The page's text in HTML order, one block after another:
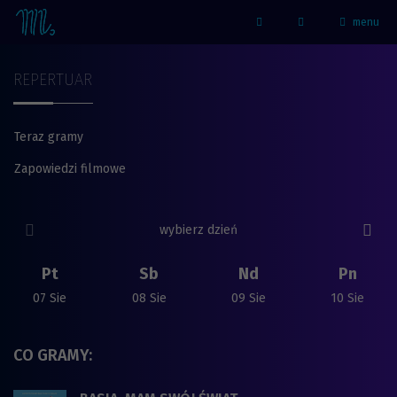
Strona główna - Kino Marzenie Facebook
menu
REPERTUAR
Teraz gramy
Zapowiedzi filmowe
Repertuar wybierz dzień
Pt
07 Sie
Sb
08 Sie
Nd
09 Sie
Pn
10 Sie
CO GRAMY: